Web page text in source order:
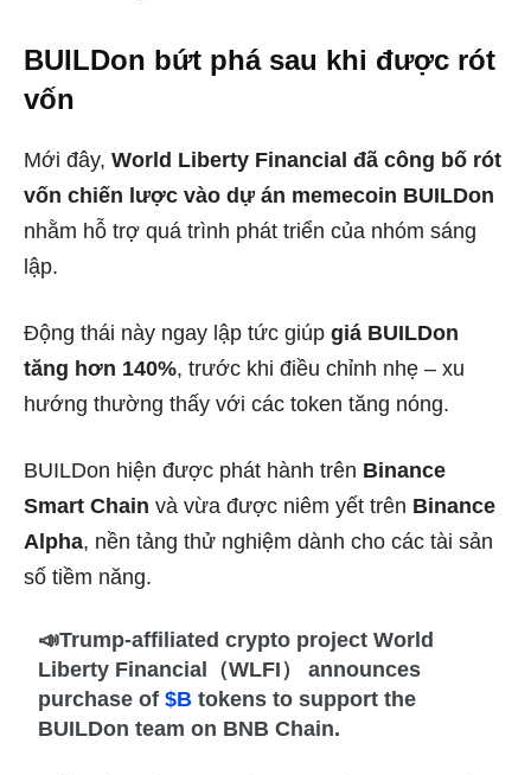
BUILDon bứt phá sau khi được rót
vốn
Mới đây, World Liberty Financial đã công bố rót
vốn chiến lược vào dự án memecoin BUILDon
nhằm hỗ trợ quá trình phát triển của nhóm sáng
lập.
Động thái này ngay lập tức giúp giá BUILDon
tăng hơn 140%, trước khi điều chỉnh nhẹ – xu
hướng thường thấy với các token tăng nóng.
BUILDon hiện được phát hành trên Binance
Smart Chain và vừa được niêm yết trên Binance
Alpha, nền tảng thử nghiệm dành cho các tài sản
số tiềm năng.
📣Trump-affiliated crypto project World
Liberty Financial（WLFI） announces
purchase of$B tokens to support the
BUILDon team on BNB Chain.